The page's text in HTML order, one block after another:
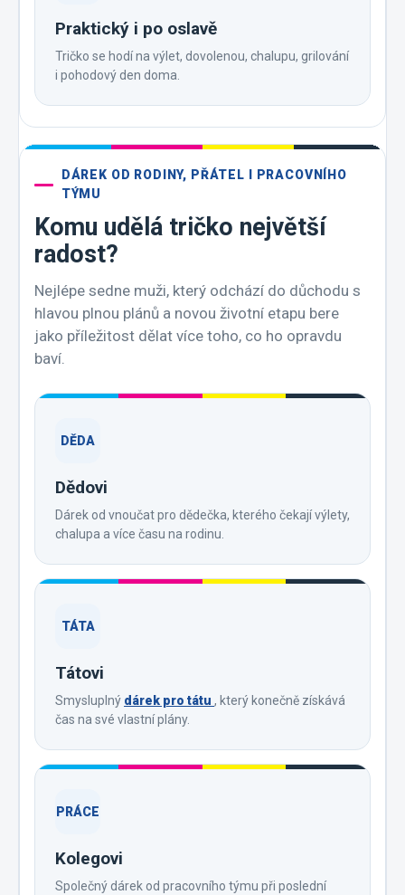
Praktický i po oslavě
Tričko se hodí na výlet, dovolenou, chalupu, grilování
i pohodový den doma.
DÁREK OD RODINY, PŘÁTEL I PRACOVNÍHO
TÝMU
Komu udělá tričko největší
radost?
Nejlépe sedne muži, který odchází do důchodu s
hlavou plnou plánů a novou životní etapu bere
jako příležitost dělat více toho, co ho opravdu
baví.
DĚDA
Dědovi
Dárek od vnoučat pro dědečka, kterého čekají výlety,
chalupa a více času na rodinu.
TÁTA
Tátovi
Smysluplný dárek pro tátu , který konečně získává
čas na své vlastní plány.
PRÁCE
Kolegovi
Společný dárek od pracovního týmu při poslední